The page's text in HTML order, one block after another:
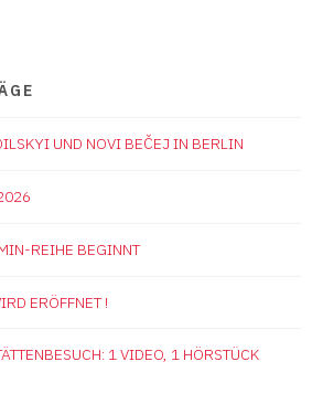
UND NOVI BEČEJ IN BERLIN
REIHE BEGINNT
ERÖFFNET !
1 VIDEO, 1 HÖRSTÜCK